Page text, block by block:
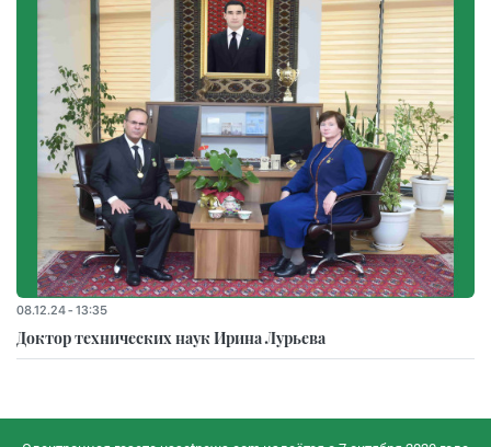
08.12.24 - 13:35
Доктор технических наук Ирина Лурьева